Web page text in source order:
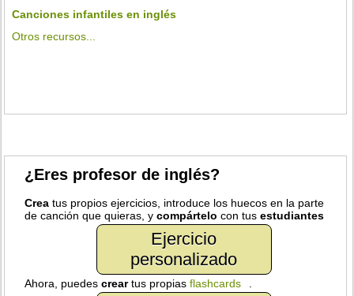
Canciones infantiles en inglés
Otros recursos...
¿Eres profesor de inglés?
Crea tus propios ejercicios, introduce los huecos en la parte
de canción que quieras, ycompártelo con tusestudiantes
Ejercicio
personalizado
Ahora, puedescreartus propiasflashcards .